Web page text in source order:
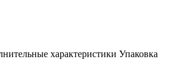
характеристики Упаковка